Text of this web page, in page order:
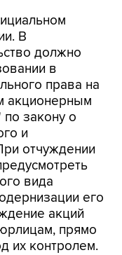
В
должно
в
права на
акционерным
закону о
и
отчуждении
вида
его
акций
прямо
их контролем.